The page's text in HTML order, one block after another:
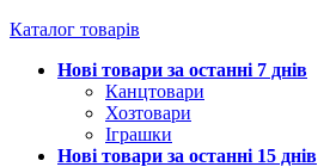
Каталог товарів
Нові товари за останнi 7 днiв
Канцтовари
Хозтовари
Іграшки
Нові товари за останнi 15 днiв